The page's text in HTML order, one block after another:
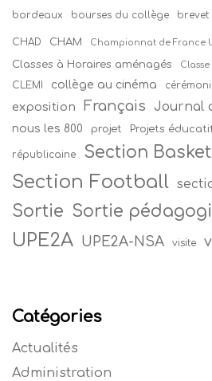
bordeaux bourses du collège brevet
CHAD CHAM Championnat de France
Classes à Horaires aménagés
CLEMI collège au cinéma
exposition Français Journal
nous les 800 projet Projets
républicaine Section
Section Football
Sortie Sortie
UPE2A UPE2A-NSA visite
Catégories
Actualités
Administration